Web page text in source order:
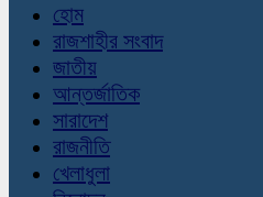
হোম
রাজশাহীর সংবাদ
জাতীয়
আন্তর্জাতিক
সারাদেশ
রাজনীতি
খেলাধুলা